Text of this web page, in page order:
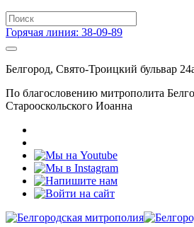
Горячая линия: 38-09-89
Белгород, Свято-Троицкий бульвар
По благословению митрополита
Старооскольского Иоанна